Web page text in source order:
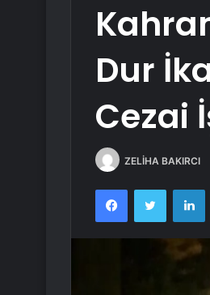
Dur
Cezai
ZELİHA BAKIRCI
FacebookTwitter